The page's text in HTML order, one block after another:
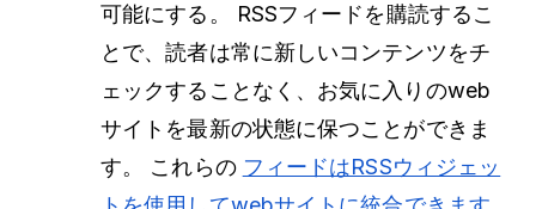
可能にする。 RSSフィードを購読するこ
とで、読者は常に新しいコンテンツをチ
ェックすることなく、お気に入りのweb
サイトを最新の状態に保つことができま
す。 これらの フィードはRSSウィジェッ